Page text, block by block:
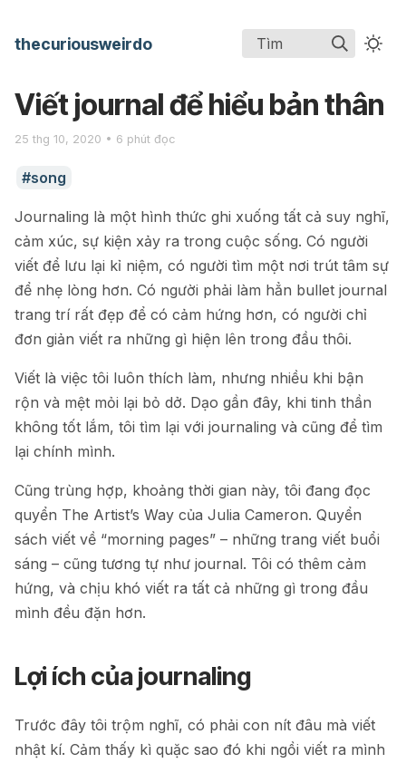
thecuriousweirdo Tìm
Viết journal để hiểu bản thân
25 thg 10, 2020 • 6 phút đọc
song
Journaling là một hình thức ghi xuống tất cả suy nghĩ,
cảm xúc, sự kiện xảy ra trong cuộc sống. Có người
viết để lưu lại kỉ niệm, có người tìm một nơi trút tâm sự
để nhẹ lòng hơn. Có người phải làm hẳn bullet journal
trang trí rất đẹp để có cảm hứng hơn, có người chỉ
đơn giản viết ra những gì hiện lên trong đầu thôi.
Viết là việc tôi luôn thích làm, nhưng nhiều khi bận
rộn và mệt mỏi lại bỏ dở. Dạo gần đây, khi tinh thần
không tốt lắm, tôi tìm lại với journaling và cũng để tìm
lại chính mình.
Cũng trùng hợp, khoảng thời gian này, tôi đang đọc
quyển The Artist’s Way của Julia Cameron. Quyển
sách viết về “morning pages” – những trang viết buổi
sáng – cũng tương tự như journal. Tôi có thêm cảm
hứng, và chịu khó viết ra tất cả những gì trong đầu
mình đều đặn hơn.
Lợi ích của journaling
Trước đây tôi trộm nghĩ, có phải con nít đâu mà viết
nhật kí. Cảm thấy kì quặc sao đó khi ngồi viết ra mình